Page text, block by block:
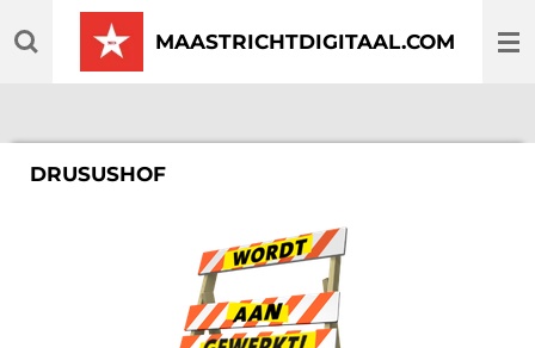
direct
MAASTRICHTDIGITAAL.COM
DRUSUSHOF